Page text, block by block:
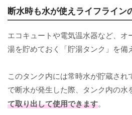
断水時も水が使えライフライン
エコキュートや電気温水器など、オ
湯を貯めておく「貯湯タンク」を備
このタンク内には常時水が貯蔵さ
で断水が発生した際、タンク内の水
て取り出して使用できます。